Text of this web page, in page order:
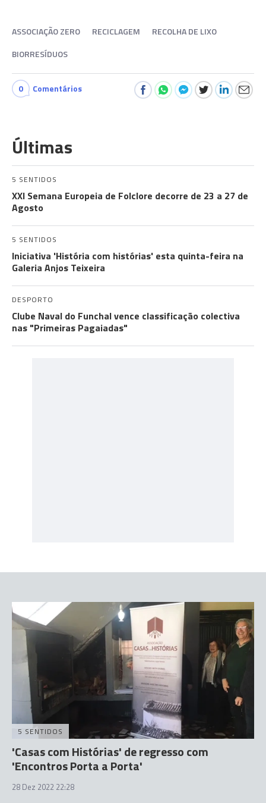
ASSOCIAÇÃO ZERO RECICLAGEM
RECOLHA DE LIXO
BIORRESÍDUOS
0 Comentários
Últimas
5 SENTIDOS
XXI Semana Europeia de Folclore decorre de 23 a 27 de
Agosto
5 SENTIDOS
Iniciativa 'História com histórias' esta quinta-feira na
Galeria Anjos Teixeira
DESPORTO
Clube Naval do Funchal vence classificação colectiva
nas "Primeiras Pagaiadas"
5 SENTIDOS
'Casas com Histórias' de regresso com
'Encontros Porta a Porta'
28 Dez 2022 22:28